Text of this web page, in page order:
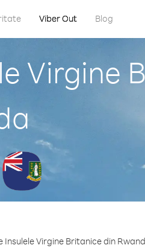
Viber Out Blog
Virgine
Virgine Britanice din